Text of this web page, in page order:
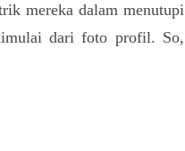
mereka dalam menutupi
dari foto profil. So,